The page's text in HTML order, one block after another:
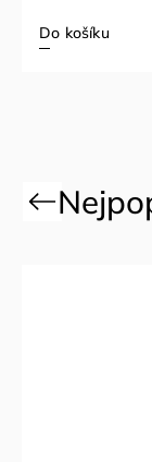
Detail
Previous